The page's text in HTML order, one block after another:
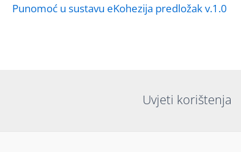
Punomoć u sustavu eKohezija predložak v.1.0
Uvjeti korištenja